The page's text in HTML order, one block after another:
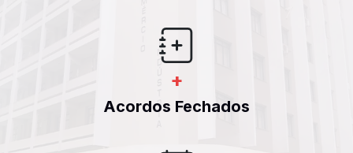
+
Acordos Fechados